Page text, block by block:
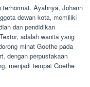
Ayahnya, Johann
dewan kota, memiliki
dan pendidikan
adalah wanita yang
minat Goethe pada
dengan perpustakaan
menjadi tempat Goethe